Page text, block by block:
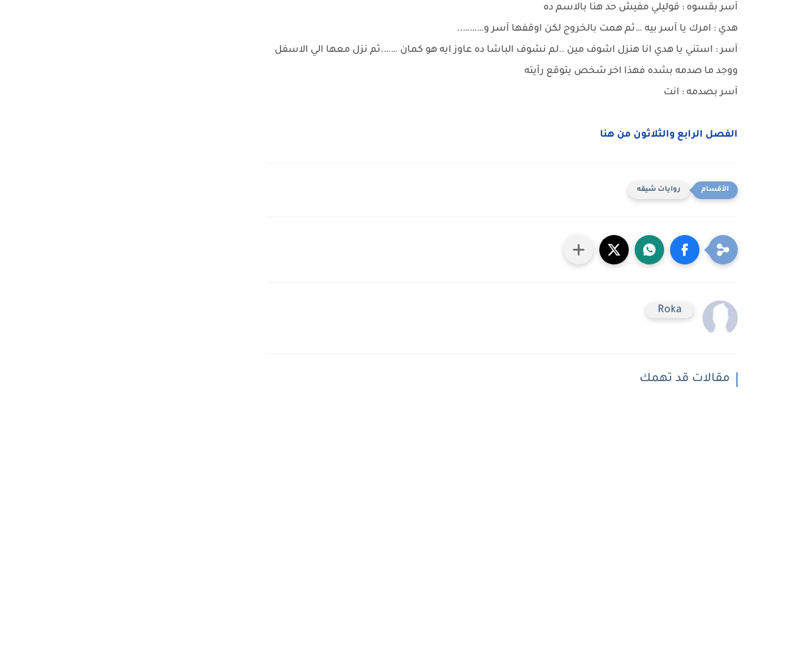
آسر بقسوه : قوليلي مفيش حد هنا بالاسم ده
هدي : امرك يا آسر بيه …ثم همت بالخروج لكن اوقفها آسر و………..
آسر : استني يا هدي انا هنزل اشوف مين ..لم نشوف الباشا ده عاوز ايه هو كمان …….ثم نزل معها الي الاسفل
ووجد ما صدمه بشده فهذا اخر شخص يتوقع رأيته
آسر بصدمه : انت
الفصل الرابع والثلاثون من هنا
روايات شيقه
Roka
مقالات قد تهمك